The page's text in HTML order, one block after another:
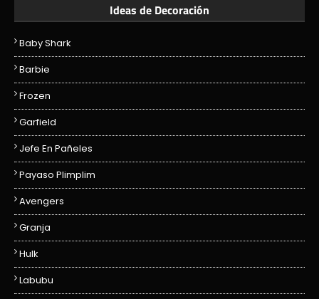
Ideas de Decoración
Baby Shark
Barbie
Frozen
Garfield
Jefe En Pañeles
Payaso Plimplim
Avengers
Granja
Hulk
Labubu